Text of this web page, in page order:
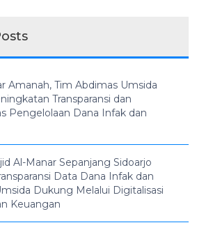
Amanah, Tim Abdimas Umsida
Transparansi dan
Pengelolaan Dana Infak dan
Al-Manar Sepanjang Sidoarjo
Data Dana Infak dan
Dukung Melalui Digitalisasi
Keuangan